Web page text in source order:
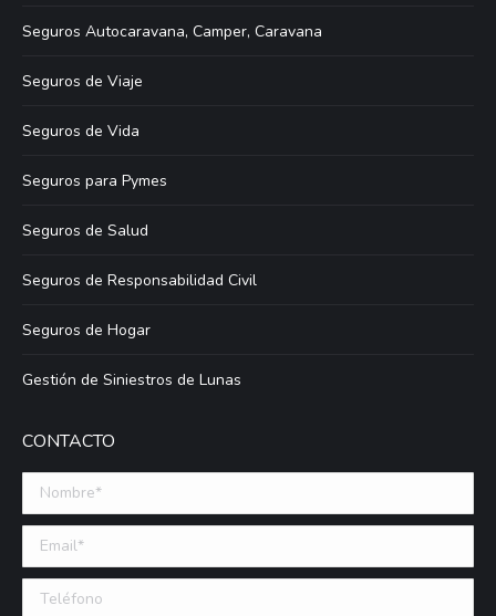
Seguros Autocaravana, Camper, Caravana
Seguros de Viaje
Seguros de Vida
Seguros para Pymes
Seguros de Salud
Seguros de Responsabilidad Civil
Seguros de Hogar
Gestión de Siniestros de Lunas
CONTACTO
Nombre *
Email (requerido)
Teléfono